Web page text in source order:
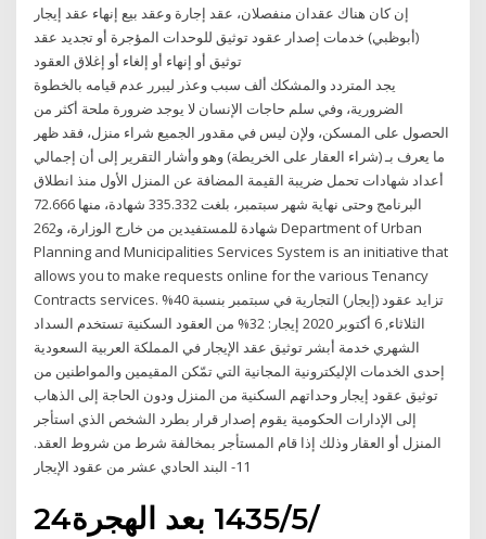
إن كان هناك عقدان منفصلان، عقد إجارة وعقد بيع إنهاء عقد إيجار
(أبوظبي) خدمات إصدار عقود توثيق للوحدات المؤجرة أو تجديد عقد
توثيق أو إنهاء أو إلغاء أو إغلاق العقود
يجد المتردد والمشكك ألف سبب وعذر ليبرر عدم قيامه بالخطوة
الضرورية، وفي سلم حاجات الإنسان لا يوجد ضرورة ملحة أكثر من
الحصول على المسكن، ولإن ليس في مقدور الجميع شراء منزل، فقد ظهر
ما يعرف بـ (شراء العقار على الخريطة) وهو وأشار التقرير إلى أن إجمالي
أعداد شهادات تحمل ضريبة القيمة المضافة عن المنزل الأول منذ انطلاق
البرنامج وحتى نهاية شهر سبتمبر، بلغت 335.332 شهادة، منها 72.666
شهادة للمستفيدين من خارج الوزارة، و262 Department of Urban
Planning and Municipalities Services System is an initiative that
allows you to make requests online for the various Tenancy
Contracts services. تزايد عقود (إيجار) التجارية في سبتمبر بنسبة 40%
الثلاثاء, 6 أكتوبر 2020 إيجار: 32% من العقود السكنية تستخدم السداد
الشهري خدمة أبشر توثيق عقد الإيجار في المملكة العربية السعودية
إحدى الخدمات الإليكترونية المجانية التي تمّكن المقيمين والمواطنين من
توثيق عقود إيجار وحداتهم السكنية من المنزل ودون الحاجة إلى الذهاب
إلى الإدارات الحكومية يقوم إصدار قرار بطرد الشخص الذي استأجر
المنزل أو العقار وذلك إذا قام المستأجر بمخالفة شرط من شروط العقد.
11- البند الحادي عشر من عقود الإيجار
24‏‏/5‏‏/1435 بعد الهجرة